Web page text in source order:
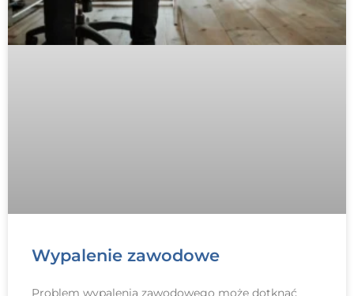
Wypalenie zawodowe
Problem wypalenia zawodowego może dotknąć